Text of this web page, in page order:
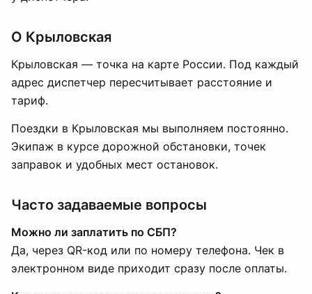
О Крыловская
Крыловская — точка на карте России. Под каждый
адрес диспетчер пересчитывает расстояние и
тариф.
Поездки в Крыловская мы выполняем постоянно.
Экипаж в курсе дорожной обстановки, точек
заправок и удобных мест остановок.
Часто задаваемые вопросы
Можно ли заплатить по СБП?
Да, через QR-код или по номеру телефона. Чек в
электронном виде приходит сразу после оплаты.